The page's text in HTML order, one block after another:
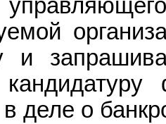
и
деле о